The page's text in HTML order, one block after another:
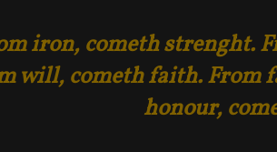
iron, cometh strenght.
will, cometh faith. From
honour,